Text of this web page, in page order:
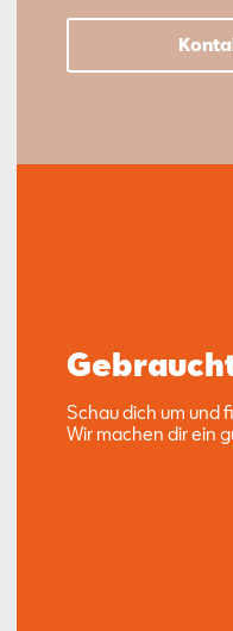
Schau dich um und
Wir machen dir ein